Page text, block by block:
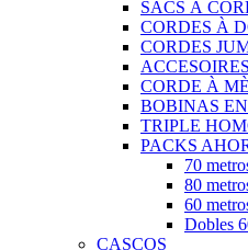
SACS À
CORDES À
CORDES
CORDE À
BOBINAS
TRIPLE
PACKS
70
80
60
Dobles
CASCOS